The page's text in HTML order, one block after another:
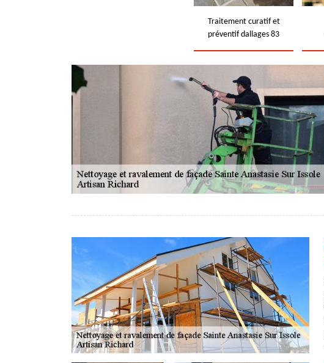
Traitement curatif et
préventif dallages 83